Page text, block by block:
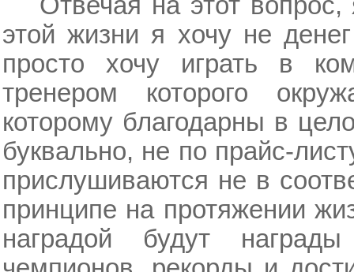
этой жизни я хочу не
просто хочу играть в
тренером которого
которому благодарны в
буквально, не по прайс-
прислушиваются не в
принципе на протяжении
наградой будут